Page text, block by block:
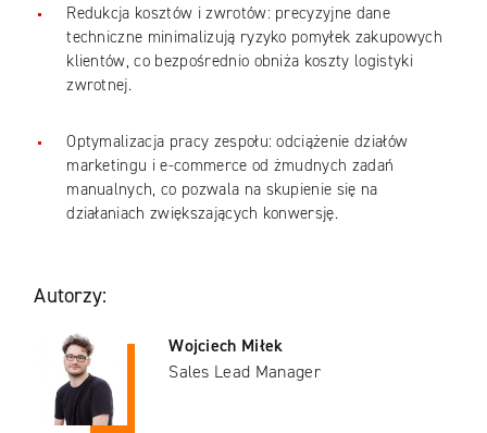
Redukcja kosztów i zwrotów: precyzyjne dane
techniczne minimalizują ryzyko pomyłek zakupowych
klientów, co bezpośrednio obniża koszty logistyki
zwrotnej.
Optymalizacja pracy zespołu: odciążenie działów
marketingu i e-commerce od żmudnych zadań
manualnych, co pozwala na skupienie się na
działaniach zwiększających konwersję.
Autorzy:
Wojciech Miłek
Sales Lead Manager